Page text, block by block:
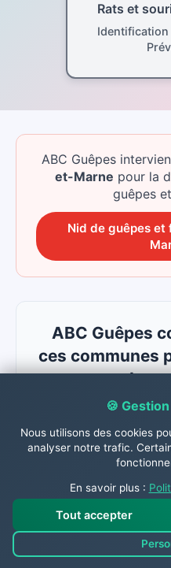
Rats et
Identification
ABC Guêpes
et-Marne pour la
guêpes
Nid de guêpes et
ABC Guêpes
ces communes
Que vous soyez à
interventions rapides
et chenilles
Maison Rouge
🍪
Nous utilisons des cookies
analyser notre trafic.
En savoir plus :
Tout accepter